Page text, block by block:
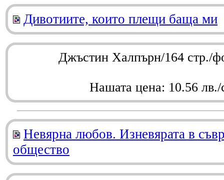
Дивотиите, които плещи баща ми
Джъстин Халпърн/164 стр./
Нашата цена: 10.56 лв./
Невярна любов. Изневярата в
общество